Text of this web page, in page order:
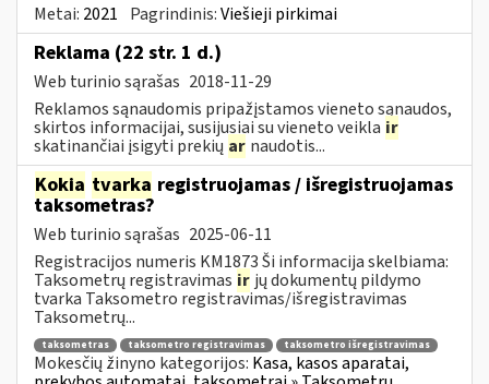
Metai: 2021 Pagrindinis:Viešieji pirkimai
Reklama (22 str. 1 d.)
Web turinio sąrašas 2018-11-29
Reklamos sąnaudomis pripažįstamos vieneto sąnaudos,
skirtos informacijai, susijusiai su vieneto veikla ir
skatinančiai įsigyti prekių ar naudotis...
Kokia tvarka registruojamas / išregistruojamas
taksometras?
Web turinio sąrašas 2025-06-11
Registracijos numeris KM1873 Ši informacija skelbiama:
Taksometrų registravimas ir jų dokumentų pildymo
tvarka Taksometro registravimas/išregistravimas
Taksometrų...
taksometras taksometro registravimas taksometro išregistravimas
Mokesčių žinyno kategorijos: Kasa, kasos aparatai,